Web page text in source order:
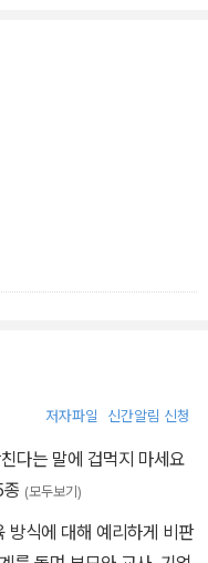
취시키는 것이라고 해도
나의 기준으로 평가하는
기 때문이다. 1등급부터 9
쟁을 더욱 부추긴다.
상위 1%만 교대나 사범대
신의 교사들이 학교를 채
저자파일 신간알림 신청
다는 말에 겁먹지 마세요
(모두보기)
방식에 대해 예리하게 비판